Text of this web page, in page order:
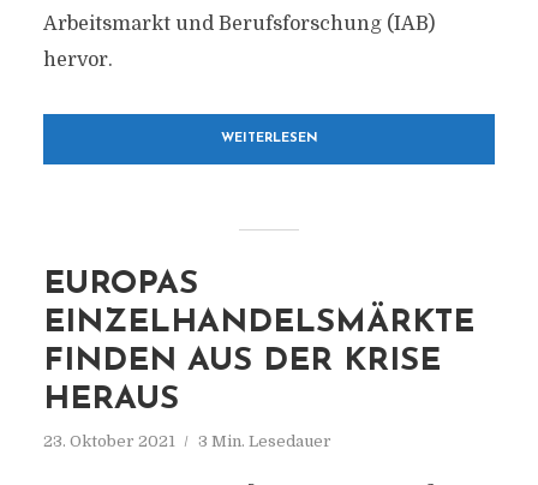
Arbeitsmarkt und Berufsforschung (IAB)
hervor.
WEITERLESEN
EUROPAS
EINZELHANDELSMÄRKTE
FINDEN AUS DER KRISE
HERAUS
23. Oktober 2021 3 Min. Lesedauer